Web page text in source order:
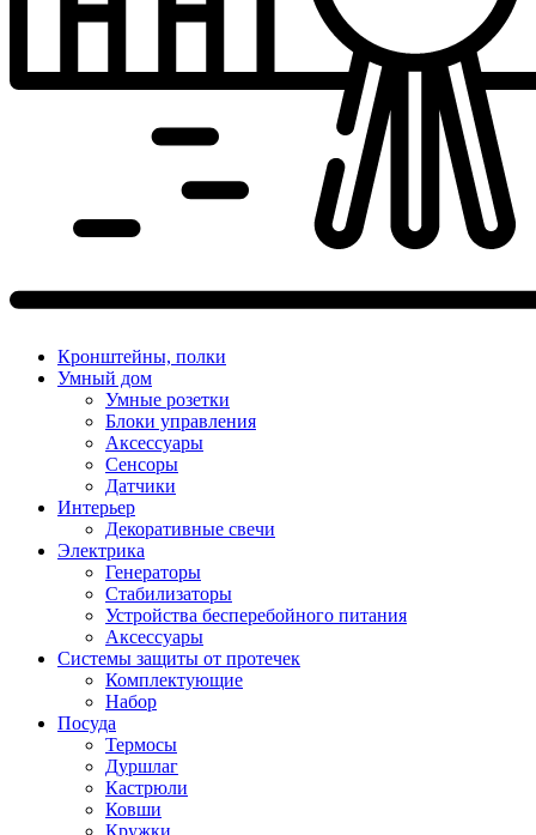
Кронштейны, полки
Умный дом
Умные розетки
Блоки управления
Аксессуары
Сенсоры
Датчики
Интерьер
Декоративные свечи
Электрика
Генераторы
Стабилизаторы
Устройства бесперебойного питания
Аксессуары
Системы защиты от протечек
Комплектующие
Набор
Посуда
Термосы
Дуршлаг
Кастрюли
Ковши
Кружки